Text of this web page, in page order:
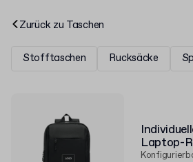
Veranstaltungen. Unsere
Sortiment an
Taschen mit Logo
Zurück zu Taschen
Stofftaschen Rucksäcke
Laptop-